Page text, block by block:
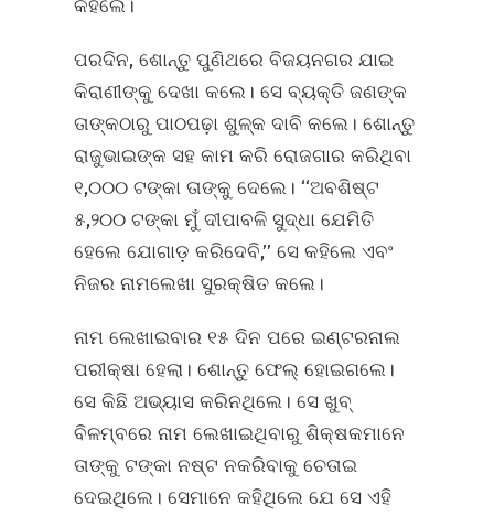
କହିଲେ।
ପରଦିନ, ଶୋନ୍ତୁ ପୁଣିଥରେ ବିଜୟନଗର ଯାଇ
କିରାଣୀଙ୍କୁ ଦେଖା କଲେ। ସେ ବ୍ୟକ୍ତି ଜଣଙ୍କ
ତାଙ୍କଠାରୁ ପାଠପଢ଼ା ଶୁଳ୍କ ଦାବି କଲେ। ଶୋନ୍ତୁ
ରାଜୁଭାଇଙ୍କ ସହ କାମ କରି ରୋଜଗାର କରିଥିବା
୧,୦୦୦ ଟଙ୍କା ତାଙ୍କୁ ଦେଲେ। ‘‘ଅବଶିଷ୍ଟ
୫,୨୦୦ ଟଙ୍କା ମୁଁ ଦୀପାବଳି ସୁଦ୍ଧା ଯେମିତି
ହେଲେ ଯୋଗାଡ଼ କରିଦେବି,’’ ସେ କହିଲେ ଏବଂ
ନିଜର ନାମଲେଖା ସୁରକ୍ଷିତ କଲେ।
ନାମ ଲେଖାଇବାର ୧୫ ଦିନ ପରେ ଇଣ୍ଟରନାଲ
ପରୀକ୍ଷା ହେଲା। ଶୋନ୍ତୁ ଫେଲ୍‌ ହୋଇଗଲେ।
ସେ କିଛି ଅଭ୍ୟାସ କରିନଥିଲେ। ସେ ଖୁବ୍‌
ବିଳମ୍ବରେ ନାମ ଲେଖାଇଥିବାରୁ ଶିକ୍ଷକମାନେ
ତାଙ୍କୁ ଟଙ୍କା ନଷ୍ଟ ନକରିବାକୁ ଚେତାଇ
ଦେଇଥିଲେ। ସେମାନେ କହିଥିଲେ ଯେ ସେ ଏହି